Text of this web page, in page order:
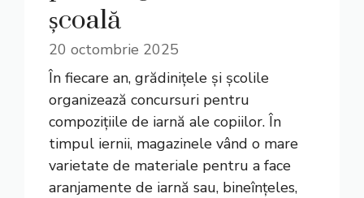
școală
20 octombrie 2025
În fiecare an, grădinițele și școlile
organizează concursuri pentru
compozițiile de iarnă ale copiilor. În
timpul iernii, magazinele vând o mare
varietate de materiale pentru a face
aranjamente de iarnă sau, bineînțeles,